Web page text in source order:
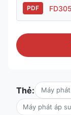
PDF
Thẻ: Máy
Máy phát áp